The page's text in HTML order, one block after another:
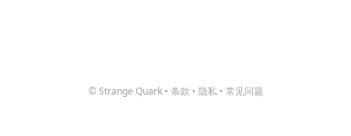
© Strange Quark • 条款 • 隐私 • 常见问题